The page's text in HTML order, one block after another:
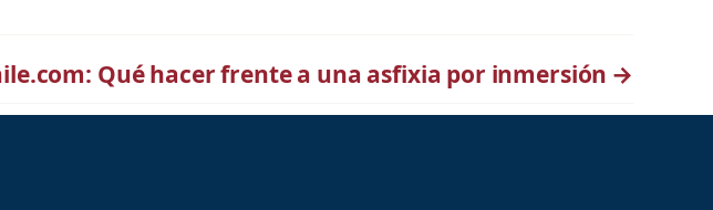
Qué hacer frente a una asfixia por inmersión →